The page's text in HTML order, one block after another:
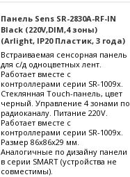
Панель Sens SR-2830A-RF-IN
Black (220V,DIM,4 зоны)
(Arlight, IP20 Пластик, 3 года)
Встраиваемая сенсорная панель
для с/д одноцветных лент.
Работает вместе с
контроллерами серии SR-1009x.
Стеклянная Touch-панель, цвет
черный. Управление 4 зонами по
радиоканалу. Питание 220V.
Работает вместе с
контроллерами серии SR-1009x.
Размер 86x86x29 мм.
Аналогичные по дизайну панели
в серии SMART (устройства не
совместимы).